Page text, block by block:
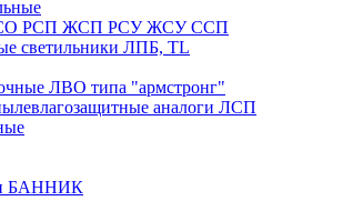
РСП ЖСП РСУ ЖСУ ССП
светильники ЛПБ, TL
ЛВО типа "армстронг"
аналоги ЛСП
БАННИК